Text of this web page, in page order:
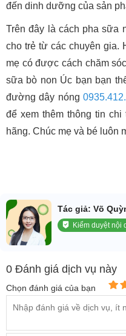
đến dinh dưỡng của sản
Trên đây là cách pha sữa
cho trẻ từ các chuyên gia.
mẹ có được cách chăm
sữa bò non Úc bạn bạn
đường dây nóng
để xem thêm thông tin chi
hãng. Chúc mẹ và bé luôn
Tác giả: Võ
Kiểm duyệt nội
0 Đánh giá dịch vụ này
Chọn đánh giá của bạn